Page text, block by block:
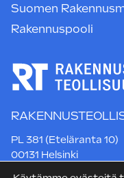
Suomen
Rakennuspooli
PL 381 (Eteläranta 10)
00131 Helsinki